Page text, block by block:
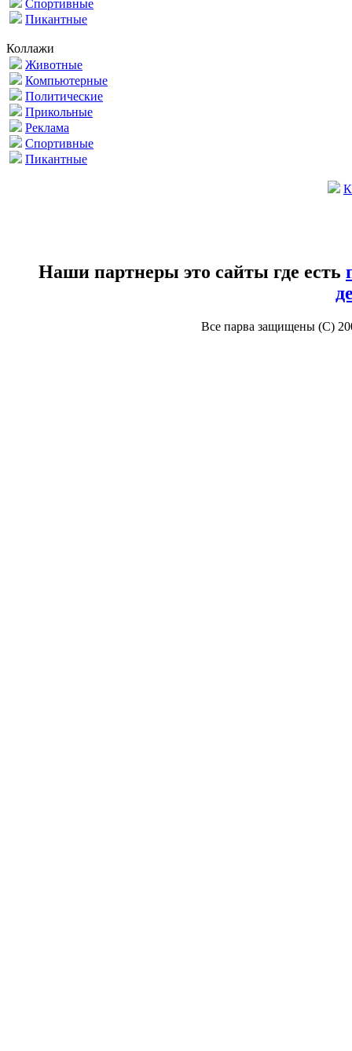
Спортивные
Пикантные
Коллажи
Животные
Компьютерные
Политические
Прикольные
Реклама
Спортивные
Пикантные
Наши партнеры это сайты где есть
Все парва защищены (С)